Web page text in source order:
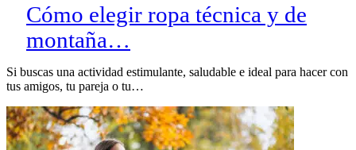
Cómo elegir ropa técnica y de
montaña…
Si buscas una actividad estimulante, saludable e ideal para hacer con
tus amigos, tu pareja o tu…